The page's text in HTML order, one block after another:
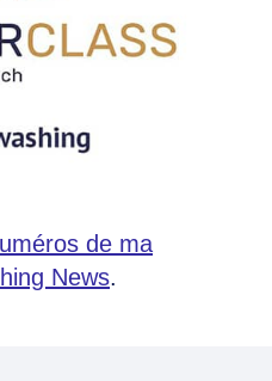
de ma
News.